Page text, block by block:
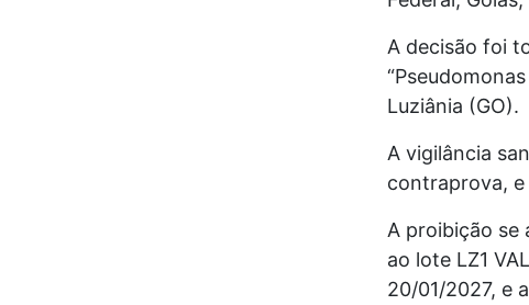
A decisão foi
Luziânia (GO).
A vigilância
contraprova, e
A proibição se
ao lote LZ1
20/01/2027, e